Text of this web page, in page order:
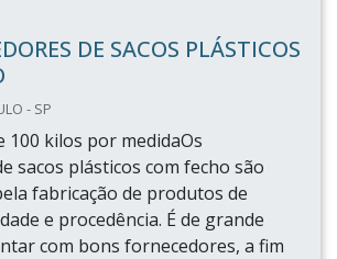
DE SACOS PLÁSTICOS
- SP
100 kilos por medidaOs
sacos plásticos com fecho são
fabricação de produtos de
e procedência. É de grande
com bons fornecedores, a fim